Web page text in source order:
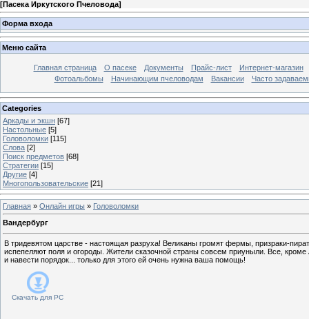
[Пасека Иркутского Пчеловода]
Форма входа
Меню сайта
Главная страница О пасеке Документы Прайс-лист
Интернет-магазин
Фотоальбомы
Начинающим пчеловодам Вакансии Часто
Categories
Аркады и экшн [67]
Настольные [5]
Головоломки [115]
Слова [2]
Поиск предметов [68]
Стратегии [15]
Другие [4]
Многопользовательские [21]
Главная » Онлайн игры » Головоломки
Вандербург
В тридевятом царстве - настоящая разруха! Великаны громят фермы, призраки-
испепеляют поля и огороды. Жители сказочной страны совсем приуныли. Все,
и навести порядок... только для этого ей очень нужна ваша помощь!
Скачать для PC